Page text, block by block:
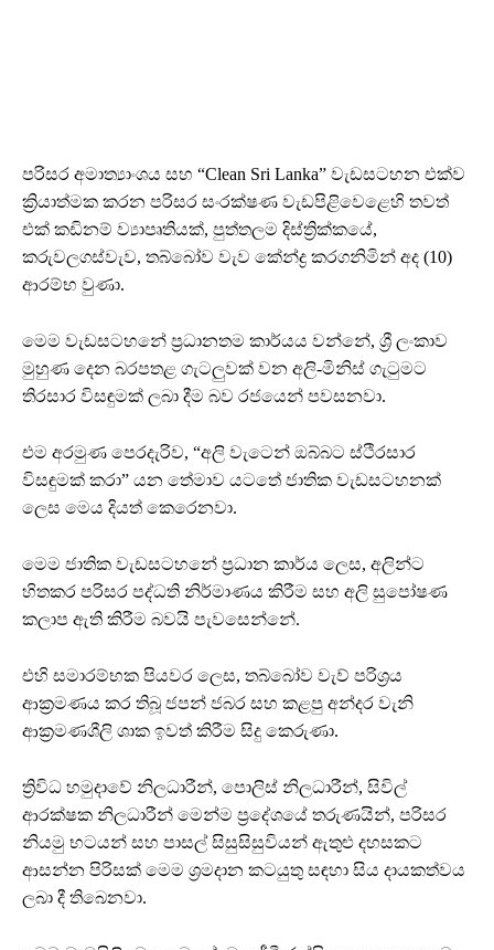
පරිසර අමාත්‍යාංශය සහ “Clean Sri Lanka” වැඩසටහන එක්ව
ක්‍රියාත්මක කරන පරිසර සංරක්ෂණ වැඩපිළිවෙළෙහි තවත්
එක් කඩිනම් ව්‍යාපෘතියක්, පුත්තලම දිස්ත්‍රික්කයේ,
කරුවලගස්වැව, තබ්බෝව වැව කේන්ද්‍ර කරගනිමින් අද (10)
ආරම්භ වුණා.
මෙම වැඩසටහනේ ප්‍රධානතම කාර්යය වන්නේ, ශ්‍රී ලංකාව
මුහුණ දෙන බරපතළ ගැටලුවක් වන අලි-මිනිස් ගැටුමට
තිරසාර විසඳුමක් ලබා දීම බව රජයෙන් පවසනවා.
එම අරමුණ පෙරදැරිව, “අලි වැටෙන් ඔබ්බට ස්ථිරසාර
විසඳුමක් කරා” යන තේමාව යටතේ ජාතික වැඩසටහනක්
ලෙස මෙය දියත් කෙරෙනවා.
මෙම ජාතික වැඩසටහනේ ප්‍රධාන කාර්ය ලෙස, අලින්ට
හිතකර පරිසර පද්ධති නිර්මාණය කිරීම සහ අලි සුපෝෂණ
කලාප ඇති කිරීම බවයි පැවසෙන්නේ.
එහි සමාරම්භක පියවර ලෙස, තබ්බෝව වැව් පරිශ්‍රය
ආක්‍රමණය කර තිබූ ජපන් ජබර සහ කළපු අන්දර වැනි
ආක්‍රමණශීලි ශාක ඉවත් කිරීම සිදු කෙරුණා.
ත්‍රිවිධ හමුදාවේ නිලධාරීන්, පොලිස් නිලධාරීන්, සිවිල්
ආරක්ෂක නිලධාරීන් මෙන්ම ප්‍රදේශයේ තරුණයින්, පරිසර
නියමු භටයන් සහ පාසල් සිසුසිසුවියන් ඇතුළු දහසකට
ආසන්න පිරිසක් මෙම ශ්‍රමදාන කටයුතු සඳහා සිය දායකත්වය
ලබා දී තිබෙනවා.